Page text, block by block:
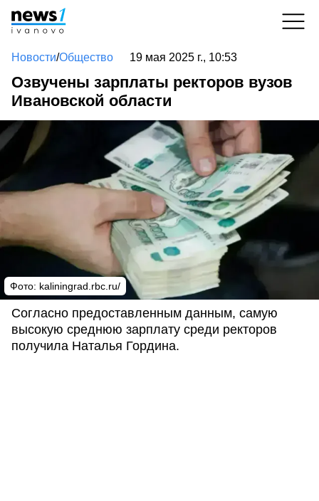
Новости/Общество 19 мая 2025 г., 10:53
Озвучены зарплаты ректоров вузов
Ивановской области
Фото: kaliningrad.rbc.ru/
Согласно предоставленным данным, самую
высокую среднюю зарплату среди ректоров
получила Наталья Гордина.